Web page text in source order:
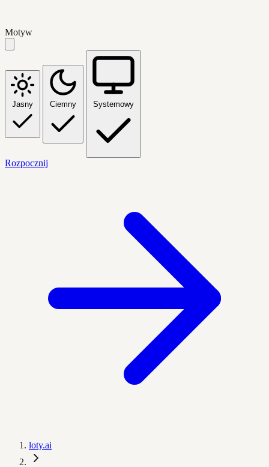
Motyw
Jasny Ciemny Systemowy
Rozpocznij
loty.ai